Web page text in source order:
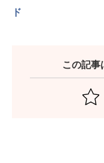
ド
この記事